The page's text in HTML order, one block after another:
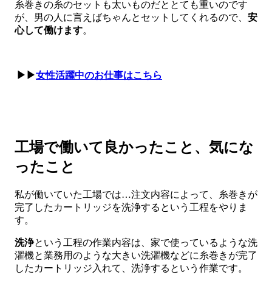
糸巻きの糸のセットも太いものだととても重いのです
が、男の人に言えばちゃんとセットしてくれるので、 安
心して働けます。
▶▶女性活躍中のお仕事はこちら
工場で働いて良かったこと、気にな
ったこと
私が働いていた工場では…注文内容によって、糸巻きが
完了したカートリッジを洗浄するという工程をやりま
す。
洗浄という工程の作業内容は、家で使っているような洗
濯機と業務用のような大きい洗濯機などに糸巻きが完了
したカートリッジ入れて、洗浄するという作業です。